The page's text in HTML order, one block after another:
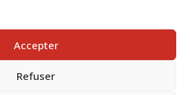
Accepter
Refuser
- TOUS DROITS RÉSERVÉS -